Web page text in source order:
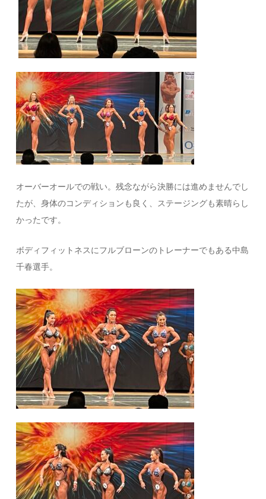
オーバーオールでの戦い。残念ながら決勝には進めませんでし
たが、身体のコンディションも良く、ステージングも素晴らし
かったです。
ボディフィットネスにフルブローンのトレーナーでもある中島
千春選手。